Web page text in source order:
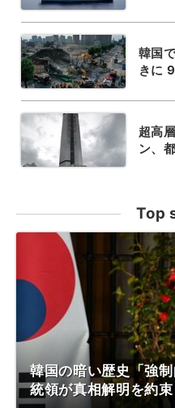
韓国
きに
超高
ン、
Top
韓国の暗い歴史「強
統領が真相解明を約束